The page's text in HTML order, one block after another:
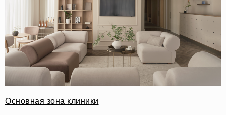
Основная зона клиники